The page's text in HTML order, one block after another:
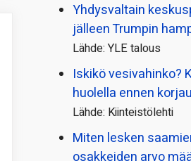
Yhdysvaltain
jälleen Trumpin
Lähde: YLE talous
Iskikö vesivahinko?
huolella ennen
Lähde: Kiinteistölehti
Miten lesken